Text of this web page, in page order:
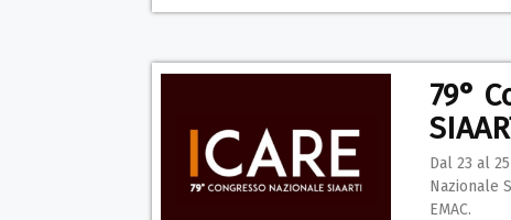
79°
Dal 23 al
Nazionale
EMAC.